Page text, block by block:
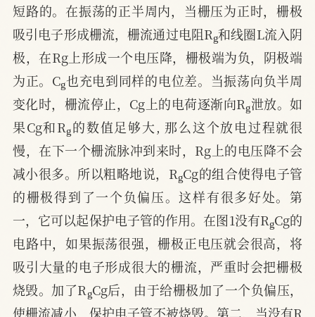
短路的。在振荡的正半周内，当栅压为正时，栅极
吸引电子形成栅流，栅流通过电阻Rg和线圈L流入阴
极，在Rg上形成一个电压降，栅极端为负，阴极端
为正。Cg也充电到同样的电位差。当振荡向负半周
变化时，栅流停止，Cg上的电荷逐渐向Rg泄放。如
果Cg和Rg的数值足够大, 那么这个放电过程就很
慢，在下一个栅流脉冲到来时，Rg上的电压降不会
减小很多。所以粗略地说，RgCg的组合使得电子管
的栅极得到了一个负偏压。这样有很多好处。第
一，它可以起保护电子管的作用。在图1没有RgCg的
电路中，如果振荡很强，栅极正电压就会很高，将
吸引大量的电子形成很大的栅流，严重时会把栅极
烧毁。加了RgCg后，由于给栅极加了一个负偏压，
使栅流减小，保护电子管不被烧毁。第二，当没有R